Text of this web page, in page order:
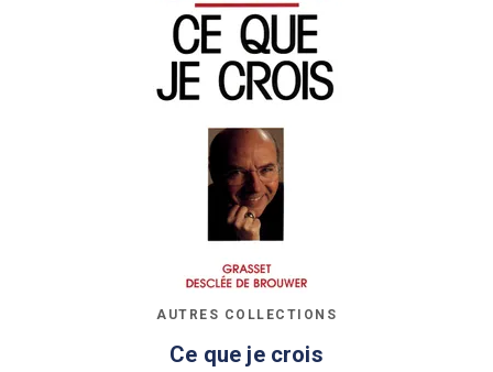
AUTRES COLLECTIONS
Ce que je crois